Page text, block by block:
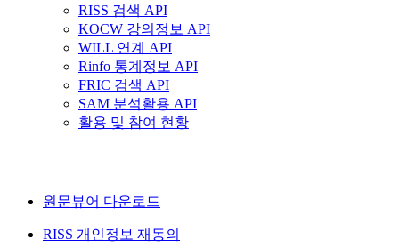
RISS 검색 API
KOCW 강의정보 API
WILL 연계 API
Rinfo 통계정보 API
FRIC 검색 API
SAM 분석활용 API
활용 및 참여 현황
원문뷰어 다운로드
RISS 개인정보 재동의